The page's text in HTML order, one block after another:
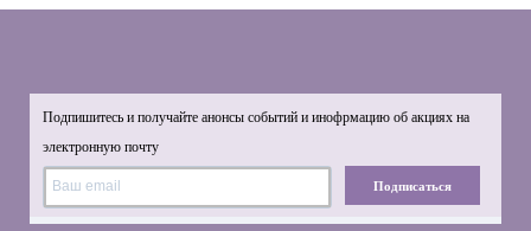
Подпишитесь и получайте анонсы событий и инофрмацию об акциях на
электронную почту
Подписаться